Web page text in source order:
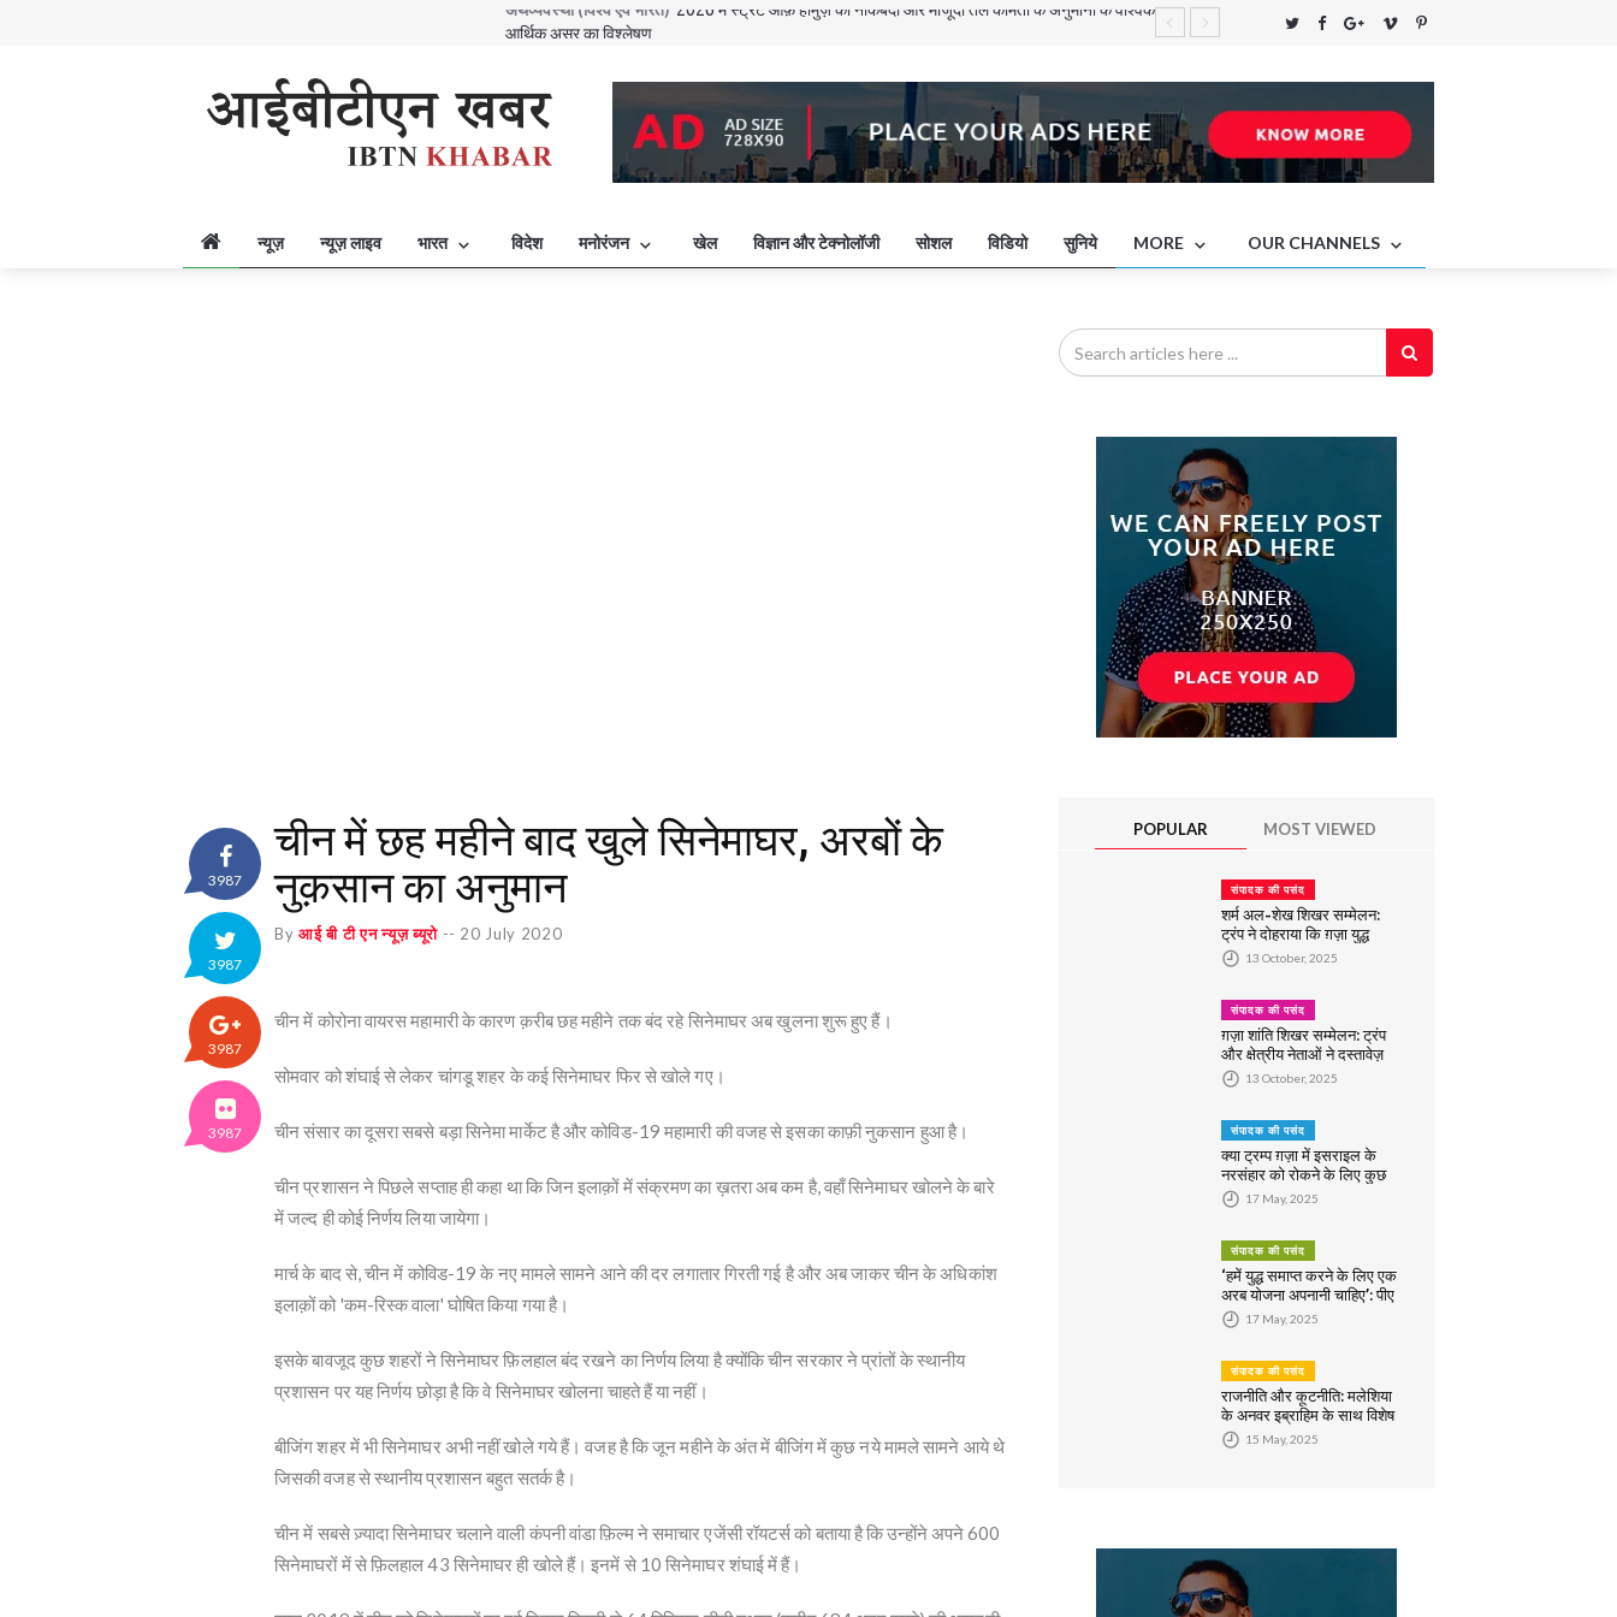
अंतर्राष्ट्रीय संबंध (भारत सहित) विस्मृति की कगार पर: इस्लामाबाद में बातचीत फिर से शुरू होने से पहले की नाज़ुक
विशेष विक्टोरिया क्रॉस से सम्मानित ऑस्ट्रेलिया का एक सैनिक गिरफ़्तार, वॉर क्राइम का केस चलेगा
भारत अमरावती आंध्र प्रदेश की स्थाई राजधानी बनी, सीएम नायडू ने क्या कहा?
विज्ञान और टेक्नोलॉजी आर्टेमिस 2 ने नया रिकॉर्ड बनाया, अंतरिक्ष यात्री ने 4,06,771 किलोमीटर का सफ़र तय
किया
विदेश बांग्लादेश चुनाव: चुनाव परिणाम और जनमत संग्रह के नतीजे कैसे रहे?
न्यूज़ न्यूज़ लाइव भारत विदेश मनोरंजन खेल विज्ञान और टेक्नोलॉजी सोशल विडियो सुनिये MORE OUR CHANNELS
3987
3987
3987
3987
चीन में छह महीने बाद खुले सिनेमाघर, अरबों के
नुक़सान का अनुमान
Byआई बी टी एन न्यूज़ ब्यूरो -- 20 July 2020
चीन में कोरोना वायरस महामारी के कारण क़रीब छह महीने तक बंद रहे सिनेमाघर अब खुलना शुरू हुए हैं।
सोमवार को शंघाई से लेकर चांगडू शहर के कई सिनेमाघर फिर से खोले गए।
चीन संसार का दूसरा सबसे बड़ा सिनेमा मार्केट है और कोविड-19 महामारी की वजह से इसका काफ़ी नुकसान हुआ है।
चीन प्रशासन ने पिछले सप्ताह ही कहा था कि जिन इलाक़ों में संक्रमण का ख़तरा अब कम है, वहाँ सिनेमाघर खोलने के बारे
में जल्द ही कोई निर्णय लिया जायेगा।
मार्च के बाद से, चीन में कोविड-19 के नए मामले सामने आने की दर लगातार गिरती गई है और अब जाकर चीन के अधिकांश
इलाक़ों को 'कम-रिस्क वाला' घोषित किया गया है।
इसके बावजूद कुछ शहरों ने सिनेमाघर फ़िलहाल बंद रखने का निर्णय लिया है क्योंकि चीन सरकार ने प्रांतों के स्थानीय
प्रशासन पर यह निर्णय छोड़ा है कि वे सिनेमाघर खोलना चाहते हैं या नहीं।
बीजिंग शहर में भी सिनेमाघर अभी नहीं खोले गये हैं। वजह है कि जून महीने के अंत में बीजिंग में कुछ नये मामले सामने आये थे
जिसकी वजह से स्थानीय प्रशासन बहुत सतर्क है।
चीन में सबसे ज़्यादा सिनेमाघर चलाने वाली कंपनी वांडा फ़िल्म ने समाचार एजेंसी रॉयटर्स को बताया है कि उन्होंने अपने 600
सिनेमाघरों में से फ़िलहाल 43 सिनेमाघर ही खोले हैं। इनमें से 10 सिनेमाघर शंघाई में हैं।
POPULAR MOST VIEWED
संपादक की पसंद
शर्म अल-शेख शिखर सम्मेलन:
ट्रंप ने दोहराया कि ग़ज़ा युद्ध
समाप्त हो गया है, और मध्यस्थों
को 'सफलता' के लिए धन्यवाद
13 October, 2025
संपादक की पसंद
ग़ज़ा शांति शिखर सम्मेलन: ट्रंप
और क्षेत्रीय नेताओं ने दस्तावेज़
पर हस्ताक्षर किए
13 October, 2025
संपादक की पसंद
क्या ट्रम्प ग़ज़ा में इसराइल के
नरसंहार को रोकने के लिए कुछ
करेंगे?17 May, 2025
संपादक की पसंद
‘हमें युद्ध समाप्त करने के लिए एक
अरब योजना अपनानी चाहिए’: पीए
राष्ट्रपति अब्बास
17 May, 2025
संपादक की पसंद
राजनीति और कूटनीति: मलेशिया
के अनवर इब्राहिम के साथ विशेष
साक्षात्कार
15 May, 2025